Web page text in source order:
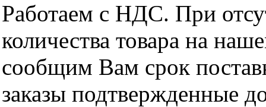
Работаем с НДС. При
количества товара на
сообщим Вам срок
заказы подтвержденные